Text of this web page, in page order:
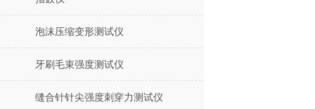
泡沫压缩变形测试仪
牙刷毛束强度测试仪
缝合针针尖强度刺穿力测试仪